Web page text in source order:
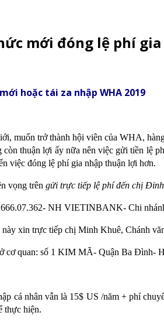
mới đóng lệ phí gia
hoặc tái za nhập WHA 2019
muốn trở thành hội viên của WHA,
thuận lợi ấy nữa nên việc gửi tiền lệ
việc đóng lệ phí gia nhập thuận lợi hơn.
vọng trên gửi trực tiếp lệ phí đến chị
NH VIETINBANK- Chi
xin trực tiếp chị Minh Khuê, Chánh
cơ quan: số 1 KIM MÃ- Quận Ba Đình-
cá nhân vẫn là 15$ US /năm + phí
thực hiện.